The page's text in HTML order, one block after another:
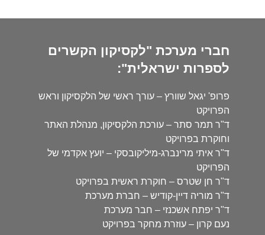
חברי מערכת "לקסיקון הקשרים
לספרות ישראלית":
פרופ' יגאל שוורץ – עורך ראשי של הלקסיקון וראש
הפרויקט
ד"ר תמר סתר – עורכת הלקסיקון, מנהלת האתר
וחוקרת בפרויקט
ד"ר איתי מרינברג-מיליקובסקי – יועץ אקדמי של
הפרויקט
ד"ר חן שטרס – חוקרת ראשית בפרויקט
ד"ר מוריה דיין-קודיש – חברת מערכת
ד"ר יפתח אשכנזי – חבר מערכת
נעם קרון – עוזרת מחקר בפרויקט